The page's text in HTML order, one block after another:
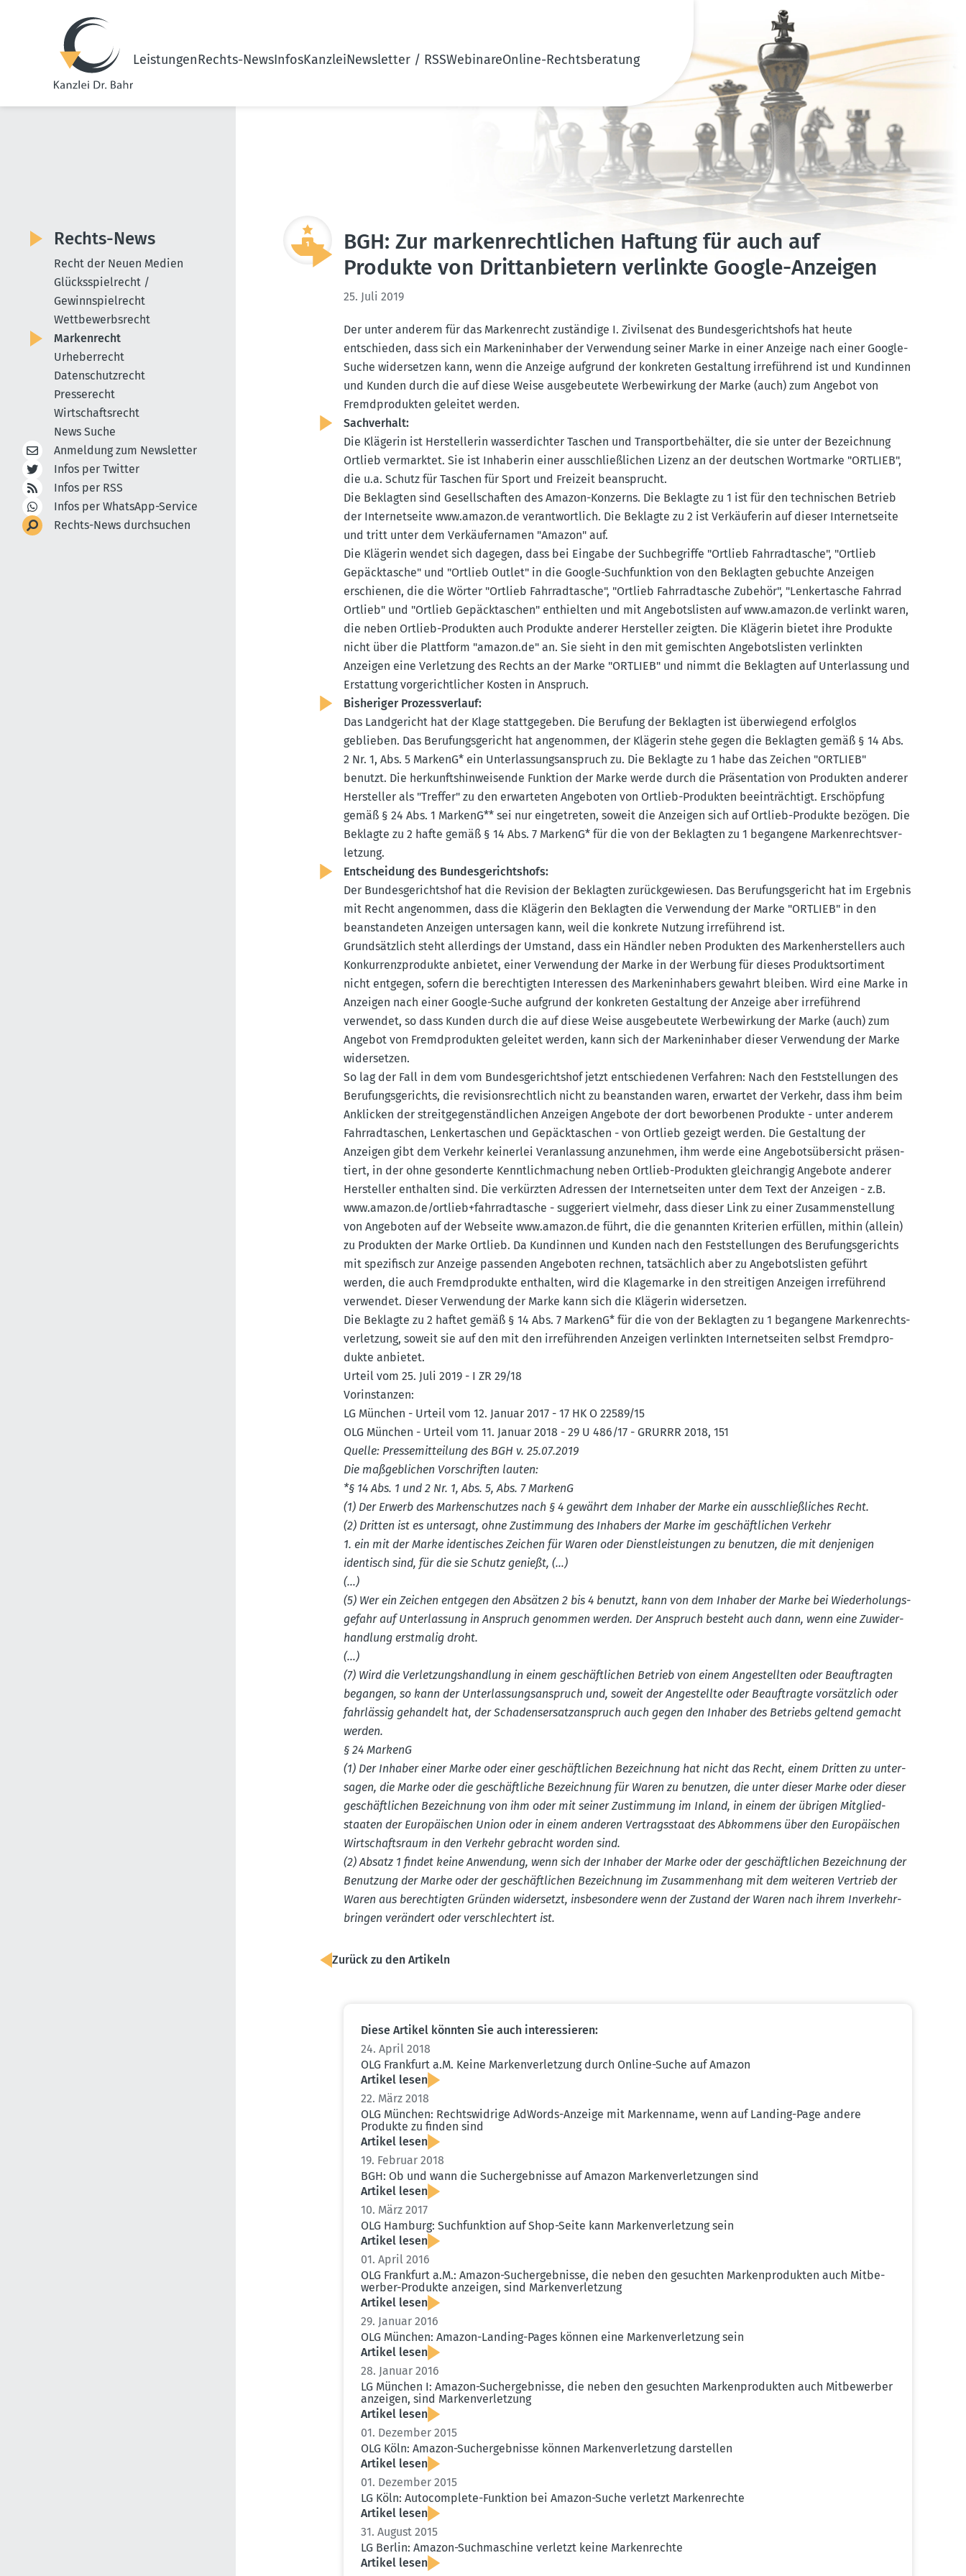
LeistungenRechts-NewsInfosKanzleiNewsletter / RSSWebinareOnline-Rechtsberatung
BGH: Zur marken­recht­lichen Haftung für auch auf
Produkte von Dritt­an­bietern verlinkte Google-Anzeigen
25. Juli 2019
Der unter anderem für das Marken­recht zuständige I. Zivil­senat des Bundes­ge­richtshofs hat heute
entschieden, dass sich ein Marken­in­haber der Verwendung seiner Marke in einer Anzeige nach einer Google-
Suche wider­setzen kann, wenn die Anzeige aufgrund der konkreten Gestaltung irreführend ist und Kundinnen
und Kunden durch die auf diese Weise ausge­beutete Werbe­wirkung der Marke (auch) zum Angebot von
Fremd­pro­dukten geleitet werden.
Sachverhalt:
Die Klägerin ist Herstel­lerin wasser­dichter Taschen und Trans­port­be­hälter, die sie unter der Bezeichnung
Ortlieb vermarktet. Sie ist Inhaberin einer ausschlie­ß­lichen Lizenz an der deutschen Wortmarke "ORTLIEB",
die u.a. Schutz für Taschen für Sport und Freizeit beansprucht.
Die Beklagten sind Gesell­schaften des Amazon-Konzerns. Die Beklagte zu 1 ist für den techni­schen Betrieb
der Inter­net­seite www.​amazon.​de verant­wortlich. Die Beklagte zu 2 ist Verkäu­ferin auf dieser Inter­net­seite
und tritt unter dem Verkäu­fer­namen "Amazon" auf.
Die Klägerin wendet sich dagegen, dass bei Eingabe der Suchbe­griffe "Ortlieb Fahrrad­tasche", "Ortlieb
Gepäck­tasche" und "Ortlieb Outlet" in die Google-Suchfunktion von den Beklagten gebuchte Anzeigen
erschienen, die die Wörter "Ortlieb Fahrrad­tasche", "Ortlieb Fahrrad­tasche Zubehör", "Lenker­tasche Fahrrad
Ortlieb" und "Ortlieb Gepäck­ta­schen" enthielten und mit Angebots­listen auf www.​amazon.​de verlinkt waren,
die neben Ortlieb-Produkten auch Produkte anderer Hersteller zeigten. Die Klägerin bietet ihre Produkte
nicht über die Plattform "amazon.​de" an. Sie sieht in den mit gemischten Angebots­listen verlinkten
Anzeigen eine Verletzung des Rechts an der Marke "ORTLIEB" und nimmt die Beklagten auf Unter­lassung und
Erstattung vorge­richt­licher Kosten in Anspruch.
Bishe­riger Prozess­verlauf:
Das Landge­richt hat der Klage statt­ge­geben. Die Berufung der Beklagten ist überwiegend erfolglos
geblieben. Das Berufungs­ge­richt hat angenommen, der Klägerin stehe gegen die Beklagten gemäß § 14 Abs.
2 Nr. 1, Abs. 5 MarkenG* ein Unter­las­sungs­an­spruch zu. Die Beklagte zu 1 habe das Zeichen "ORTLIEB"
benutzt. Die herkunfts­hin­wei­sende Funktion der Marke werde durch die Präsen­tation von Produkten anderer
Hersteller als "Treffer" zu den erwar­teten Angeboten von Ortlieb-Produkten beein­trächtigt. Erschöpfung
gemäß § 24 Abs. 1 MarkenG** sei nur einge­treten, soweit die Anzeigen sich auf Ortlieb-Produkte bezögen. Die
Beklagte zu 2 hafte gemäß § 14 Abs. 7 MarkenG* für die von der Beklagten zu 1 begangene Marken­rechts­ver­
letzung.
Entscheidung des Bundes­ge­richtshofs:
Der Bundes­ge­richtshof hat die Revision der Beklagten zurück­ge­wiesen. Das Berufungs­ge­richt hat im Ergebnis
mit Recht angenommen, dass die Klägerin den Beklagten die Verwendung der Marke "ORTLIEB" in den
beanstan­deten Anzeigen unter­sagen kann, weil die konkrete Nutzung irreführend ist.
Grund­sätzlich steht aller­dings der Umstand, dass ein Händler neben Produkten des Marken­her­stellers auch
Konkur­renz­pro­dukte anbietet, einer Verwendung der Marke in der Werbung für dieses Produktsor­timent
nicht entgegen, sofern die berech­tigten Inter­essen des Marken­in­habers gewahrt bleiben. Wird eine Marke in
Anzeigen nach einer Google-Suche aufgrund der konkreten Gestaltung der Anzeige aber irreführend
verwendet, so dass Kunden durch die auf diese Weise ausge­beutete Werbe­wirkung der Marke (auch) zum
Angebot von Fremd­pro­dukten geleitet werden, kann sich der Marken­in­haber dieser Verwendung der Marke
wider­setzen.
So lag der Fall in dem vom Bundes­ge­richtshof jetzt entschie­denen Verfahren: Nach den Feststel­lungen des
Berufungs­ge­richts, die revisi­ons­rechtlich nicht zu beanstanden waren, erwartet der Verkehr, dass ihm beim
Anklicken der streit­ge­gen­ständ­lichen Anzeigen Angebote der dort bewor­benen Produkte - unter anderem
Fahrrad­ta­schen, Lenker­ta­schen und Gepäck­ta­schen - von Ortlieb gezeigt werden. Die Gestaltung der
Anzeigen gibt dem Verkehr keinerlei Veran­lassung anzunehmen, ihm werde eine Angebots­über­sicht präsen­
tiert, in der ohne geson­derte Kennt­lich­ma­chung neben Ortlieb-Produkten gleich­rangig Angebote anderer
Hersteller enthalten sind. Die verkürzten Adressen der Inter­net­seiten unter dem Text der Anzeigen - z.B.
www.​amazon.​de/​ort​lieb+fah​rrad​tasc​he - sugge­riert vielmehr, dass dieser Link zu einer Zusam­men­stellung
von Angeboten auf der Webseite www.​amazon.​de führt, die die genannten Kriterien erfüllen, mithin (allein)
zu Produkten der Marke Ortlieb. Da Kundinnen und Kunden nach den Feststel­lungen des Berufungs­ge­richts
mit spezi­fisch zur Anzeige passenden Angeboten rechnen, tatsächlich aber zu Angebots­listen geführt
werden, die auch Fremd­pro­dukte enthalten, wird die Klage­marke in den strei­tigen Anzeigen irreführend
verwendet. Dieser Verwendung der Marke kann sich die Klägerin wider­setzen.
Die Beklagte zu 2 haftet gemäß § 14 Abs. 7 MarkenG* für die von der Beklagten zu 1 begangene Marken­rechts­
ver­letzung, soweit sie auf den mit den irrefüh­renden Anzeigen verlinkten Inter­net­seiten selbst Fremd­pro­
dukte anbietet.
Urteil vom 25. Juli 2019 - I ZR 29/18
Vorin­stanzen:
LG München - Urteil vom 12. Januar 2017 - 17 HK O 22589/15
OLG München - Urteil vom 11. Januar 2018 - 29 U 486/17 - GRURRR 2018, 151
Quelle: Presse­mit­teilung des BGH v. 25.07.2019
Die maßgeb­lichen Vorschriften lauten:
*§ 14 Abs. 1 und 2 Nr. 1, Abs. 5, Abs. 7 MarkenG
(1) Der Erwerb des Marken­schutzes nach § 4 gewährt dem Inhaber der Marke ein ausschlie­ß­liches Recht.
(2) Dritten ist es untersagt, ohne Zustimmung des Inhabers der Marke im geschäft­lichen Verkehr
1. ein mit der Marke identi­sches Zeichen für Waren oder Dienst­leis­tungen zu benutzen, die mit denje­nigen
identisch sind, für die sie Schutz genießt, (…)
(…)
(5) Wer ein Zeichen entgegen den Absätzen 2 bis 4 benutzt, kann von dem Inhaber der Marke bei Wieder­ho­lungs­
gefahr auf Unter­lassung in Anspruch genommen werden. Der Anspruch besteht auch dann, wenn eine Zuwider­
handlung erstmalig droht.
(…)
(7) Wird die Verlet­zungs­handlung in einem geschäft­lichen Betrieb von einem Angestellten oder Beauf­tragten
begangen, so kann der Unter­las­sungs­an­spruch und, soweit der Angestellte oder Beauf­tragte vorsätzlich oder
fahrlässig gehandelt hat, der Schadens­er­satz­an­spruch auch gegen den Inhaber des Betriebs geltend gemacht
werden.
§ 24 MarkenG
(1) Der Inhaber einer Marke oder einer geschäft­lichen Bezeichnung hat nicht das Recht, einem Dritten zu unter­
sagen, die Marke oder die geschäft­liche Bezeichnung für Waren zu benutzen, die unter dieser Marke oder dieser
geschäft­lichen Bezeichnung von ihm oder mit seiner Zustimmung im Inland, in einem der übrigen Mitglied­
staaten der Europäi­schen Union oder in einem anderen Vertrags­staat des Abkommens über den Europäi­schen
Wirtschaftsraum in den Verkehr gebracht worden sind.
(2) Absatz 1 findet keine Anwendung, wenn sich der Inhaber der Marke oder der geschäft­lichen Bezeichnung der
Benutzung der Marke oder der geschäft­lichen Bezeichnung im Zusam­menhang mit dem weiteren Vertrieb der
Waren aus berech­tigten Gründen wider­setzt, insbe­sondere wenn der Zustand der Waren nach ihrem Inver­kehr­
bringen verändert oder verschlechtert ist.
Zurück zu den Artikeln
Diese Artikel könnten Sie auch inter­es­sieren:
24. April 2018
OLG Frankfurt a.M. Keine Marken­ver­letzung durch Online-Suche auf Amazon
Artikel lesen
22. März 2018
OLG München: Rechts­widrige AdWords-Anzeige mit Markenname, wenn auf Landing-Page andere
Produkte zu finden sind
Artikel lesen
19. Februar 2018
BGH: Ob und wann die Suchergeb­nisse auf Amazon Marken­ver­let­zungen sind
Artikel lesen
10. März 2017
OLG Hamburg: Suchfunktion auf Shop-Seite kann Marken­ver­letzung sein
Artikel lesen
01. April 2016
OLG Frankfurt a.M.: Amazon-Suchergeb­nisse, die neben den gesuchten Marken­pro­dukten auch Mitbe­
werber-Produkte anzeigen, sind Marken­ver­letzung
Artikel lesen
29. Januar 2016
OLG München: Amazon-Landing-Pages können eine Marken­ver­letzung sein
Artikel lesen
28. Januar 2016
LG München I: Amazon-Suchergeb­nisse, die neben den gesuchten Marken­pro­dukten auch Mitbe­werber
anzeigen, sind Marken­ver­letzung
Artikel lesen
01. Dezember 2015
OLG Köln: Amazon-Suchergeb­nisse können Marken­ver­letzung darstellen
Artikel lesen
01. Dezember 2015
LG Köln: Autocom­plete-Funktion bei Amazon-Suche verletzt Marken­rechte
Artikel lesen
31. August 2015
LG Berlin: Amazon-Suchma­schine verletzt keine Marken­rechte
Artikel lesen
Rechts-News
Recht der Neuen Medien
Glücksspielrecht /
Gewinnspielrecht
Wettbewerbsrecht
Markenrecht
Urheberrecht
Datenschutzrecht
Presserecht
Wirtschaftsrecht
News Suche
Anmeldung zum Newsletter
Infos per Twitter
Infos per RSS
Infos per WhatsApp-Service
Rechts-News durchsuchen